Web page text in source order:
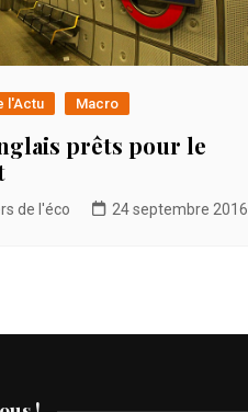
l'Actu Macro
prêts pour le
de l'éco 24 septembre 2016